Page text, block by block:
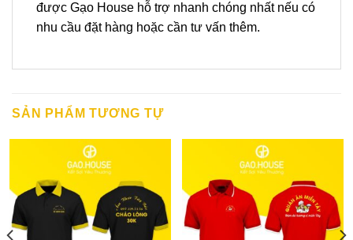
được Gạo House hỗ trợ nhanh chóng nhất nếu có
nhu cầu đặt hàng hoặc cần tư vấn thêm.
SẢN PHẨM TƯƠNG TỰ